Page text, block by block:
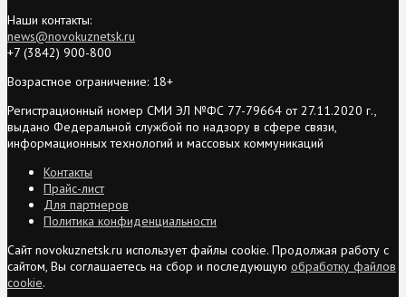
Наши контакты:
news@novokuznetsk.ru
+7 (3842) 900-800
Возрастное ограничение: 18+
Регистрационный номер СМИ ЭЛ №ФС 77-79664 от 27.11.2020 г.,
выдано Федеральной службой по надзору в сфере связи,
информационных технологий и массовых коммуникаций
Контакты
Прайс-лист
Для партнеров
Политика конфиденциальности
Сайт novokuznetsk.ru использует файлы cookie. Продолжая работу с
сайтом, Вы соглашаетесь на сбор и последующую обработку файлов
cookie.